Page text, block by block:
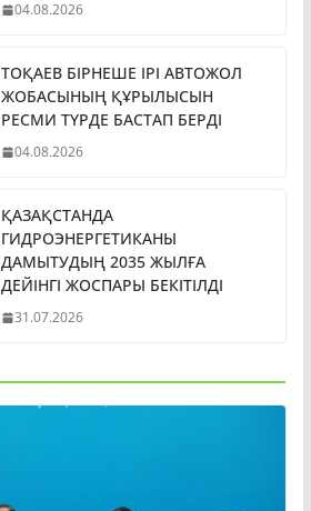
04.08.2026
ТОҚАЕВ БІРНЕШЕ ІРІ АВТОЖОЛ
ЖОБАСЫНЫҢ ҚҰРЫЛЫСЫН
РЕСМИ ТҮРДЕ БАСТАП БЕРДІ
04.08.2026
ҚАЗАҚСТАНДА
ГИДРОЭНЕРГЕТИКАНЫ
ДАМЫТУДЫҢ 2035 ЖЫЛҒА
ДЕЙІНГІ ЖОСПАРЫ БЕКІТІЛДІ
31.07.2026